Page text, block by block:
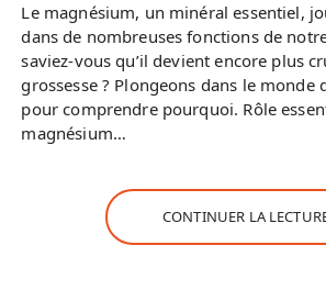
Le magnésium, un minéral essentiel,
dans de nombreuses fonctions de
saviez-vous qu’il devient encore plus
grossesse ? Plongeons dans le monde
pour comprendre pourquoi. Rôle
magnésium…
CONTINUER LA